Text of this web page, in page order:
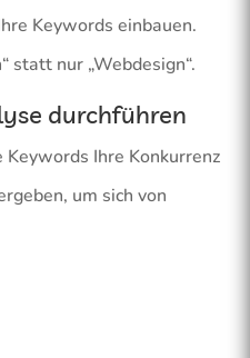
Keywords einbauen.
statt nur „Webdesign“.
durchführen
Keywords Ihre Konkurrenz
um sich von